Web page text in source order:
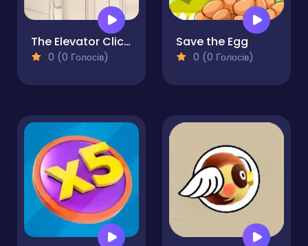
The Elevator Clicker
0 (0 Голосів)
Save the Egg
0 (0 Голосів)